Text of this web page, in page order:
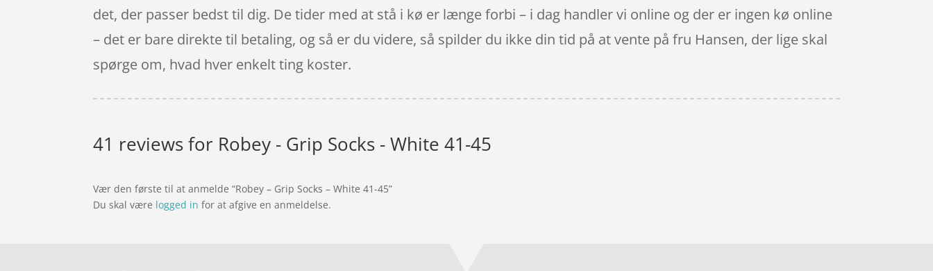
det, der passer bedst til dig. De tider med at stå i kø er længe forbi – i dag handler vi online og der er ingen kø online
– det er bare direkte til betaling, og så er du videre, så spilder du ikke din tid på at vente på fru Hansen, der lige skal
spørge om, hvad hver enkelt ting koster.
41 reviews for Robey - Grip Socks - White 41-45
Vær den første til at anmelde “Robey – Grip Socks – White 41-45”
Du skal være logged in for at afgive en anmeldelse.